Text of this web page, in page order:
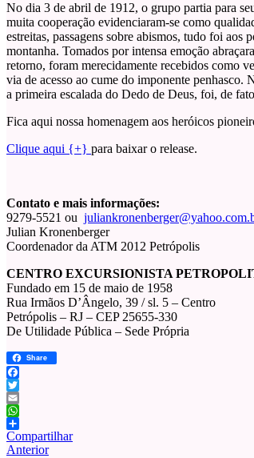
No dia 3 de abril de 1912, o grupo partia para
muita cooperação evidenciaram-se como
estreitas, passagens sobre abismos, tudo foi
montanha. Tomados por intensa emoção
retorno, foram merecidamente recebidos como
via de acesso ao cume do imponente
a primeira escalada do Dedo de Deus, foi, de
Fica aqui nossa homenagem aos heróicos
Clique aqui {+} para baixar o release.
Contato e mais informações:
9279-5521 ou
Julian Kronenberger
Coordenador da ATM 2012 Petrópolis
CENTRO EXCURSIONISTA
Fundado em 15 de maio de 1958
Rua Irmãos D’Ângelo, 39 / sl. 5 – Centro
Petrópolis – RJ – CEP 25655-330
De Utilidade Pública – Sede Própria
Share
Facebook
Twitter
Email
WhatsApp
Compartilhar
Anterior